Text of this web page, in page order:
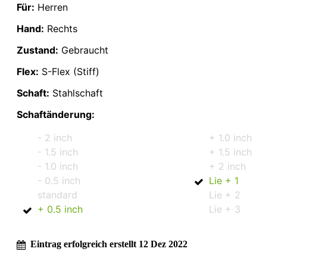
Für: Herren
Hand: Rechts
Zustand: Gebraucht
Flex: S-Flex (Stiff)
Schaft: Stahlschaft
Schaftänderung:
- 2 inch
- 1.5 inch
- 1.0 inch
- 0.5 inch
standard
+ 0.5 inch
+ 1.0 inch
+ 1.5 inch
+ 2 inch
Lie + 1
Lie + 2
Lie + 3
Eintrag erfolgreich erstellt 12 Dez 2022